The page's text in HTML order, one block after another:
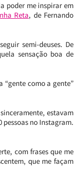
poder me inspirar em
Reta, de Fernando
semi-deuses. De
sensação boa de
“gente como a gente”
estavam
no Instagram.
com frases que me
que me façam